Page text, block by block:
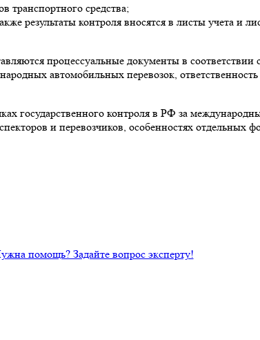
транспортного средства;
результаты контроля вносятся в листы учета
процессуальные документы в
автомобильных перевозок,
государственного контроля в РФ за
и перевозчиков, особенностях
помощь? Задайте вопрос эксперту!